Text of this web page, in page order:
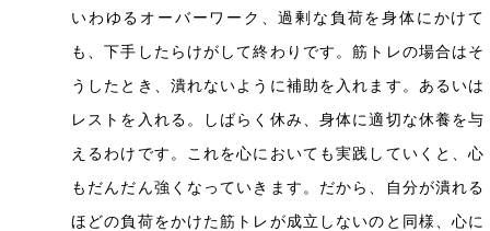
いわゆるオーバーワーク、過剰な負荷を身体にかけて
も、下手したらけがして終わりです。筋トレの場合はそ
うしたとき、潰れないように補助を入れます。あるいは
レストを入れる。しばらく休み、身体に適切な休養を与
えるわけです。これを心においても実践していくと、心
もだんだん強くなっていきます。だから、自分が潰れる
ほどの負荷をかけた筋トレが成立しないのと同様、心に